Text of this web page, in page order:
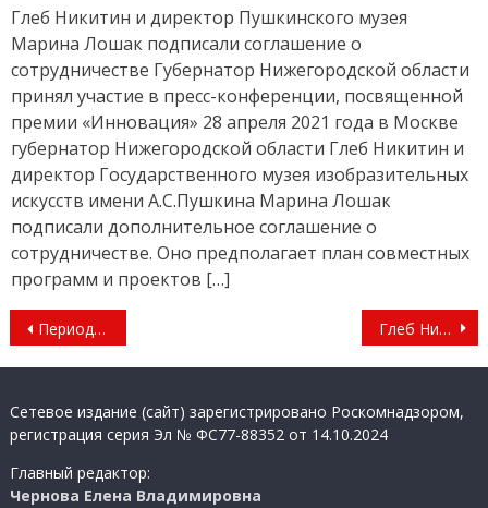
Глеб Никитин и директор Пушкинского музея
Марина Лошак подписали соглашение о
сотрудничестве Губернатор Нижегородской области
принял участие в пресс-конференции, посвященной
премии «Инновация» 28 апреля 2021 года в Москве
губернатор Нижегородской области Глеб Никитин и
директор Государственного музея изобразительных
искусств имени А.С.Пушкина Марина Лошак
подписали дополнительное соглашение о
сотрудничестве. Оно предполагает план совместных
программ и проектов […]
Навигация
по
Период действия льготного проезда для иногородних студентов в Нижегородской области увеличили Глеб Никитин принял участие в заседании Государственного совета под председательством Владимира Путина
Сетевое издание (сайт) зарегистрировано Роскомнадзором,
регистрация серия Эл № ФС77-88352 от 14.10.2024
Главный редактор:
Чернова Елена Владимировна